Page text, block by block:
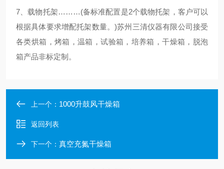
7、载物托架………(备标准配置是2个载物托架，客户可以
根据具体要求增配托架数量。)苏州三清仪器有限公司接受
各类烘箱，烤箱，温箱，试验箱，培养箱，干燥箱，脱泡
箱产品非标定制。
上一个： 1000升鼓风干燥箱
返回列表
下一个： 真空充氮干燥箱